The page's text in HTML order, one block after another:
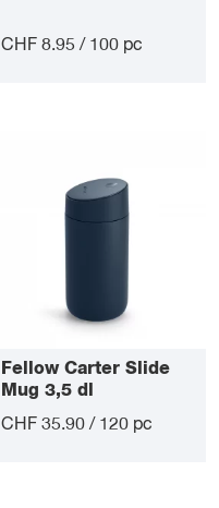
CHF 8.95 / 100 pc
Fellow Carter Slide
Mug 3,5 dl
CHF 35.90 / 120 pc